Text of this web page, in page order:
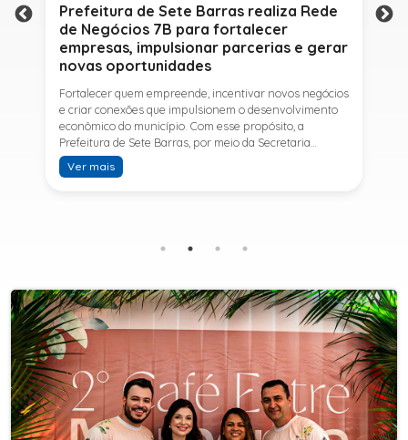
Prefeitura de Sete Barras realiza Rede
de Negócios 7B para fortalecer
empresas, impulsionar parcerias e gerar
novas oportunidades
Fortalecer quem empreende, incentivar novos negócios
e criar conexões que impulsionem o desenvolvimento
econômico do município. Com esse propósito, a
Prefeitura de Sete Barras, por meio da Secretaria
Municipal de Turismo e Desenvolvimento Econômico,
promove na próxima terça-feira (11) a Rede de Negócios
telecomunicações e fundador da empresa Seu
Consultor, que compartilhará estratégias para
aumentar resultados, fortalecer relacionamentos
comerciais e ampliar as oportunidades de
negócios.Para a Secretária Municipal de Turismo e
Desenvolvimento Econômico, Edna Carvalho, a Rede de
Negócios 7B representa mais uma iniciativa da gestão
do Prefeito Ítalo Costa para fortalecer o
empreendedorismo e incentivar o crescimento das
Ver mais